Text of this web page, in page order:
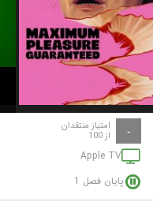
- امتیاز منتقدان
از 100
Apple TV
پایان فصل 1